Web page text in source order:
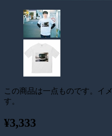
この商品は一点ものです。イ
す。
¥3,333